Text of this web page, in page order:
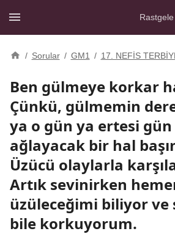
/ Sorular / GM1 / 17. NEFİS
Ben gülmeye korkar
Çünkü, gülmemin
ya o gün ya ertesi
ağlayacak bir hal
Üzücü olaylarla
Artık sevinirken
üzüleceğimi biliyor ve
bile korkuyorum.